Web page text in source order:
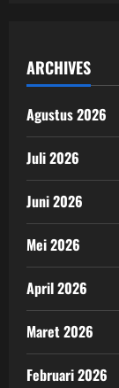
ARCHIVES
Agustus 2026
Juli 2026
Juni 2026
Mei 2026
April 2026
Maret 2026
Februari 2026